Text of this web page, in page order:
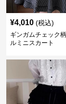
¥4,010 (税込)
ギンガムチェック
ルミニスカート